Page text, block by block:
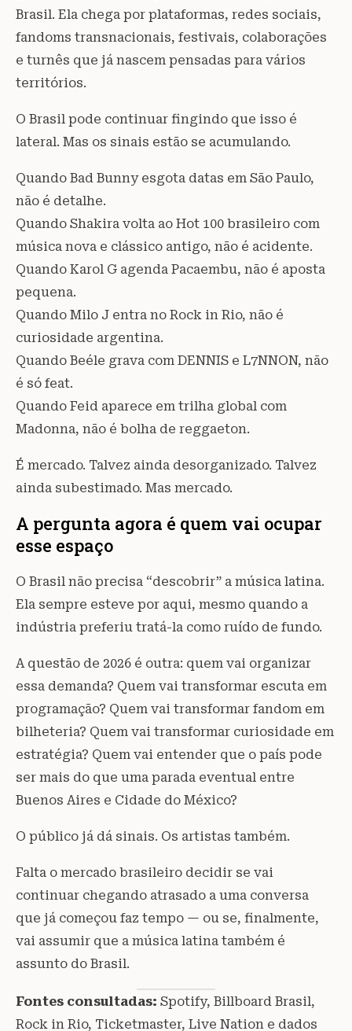
Brasil. Ela chega por plataformas, redes sociais,
fandoms transnacionais, festivais, colaborações
e turnês que já nascem pensadas para vários
territórios.
O Brasil pode continuar fingindo que isso é
lateral. Mas os sinais estão se acumulando.
Quando Bad Bunny esgota datas em São Paulo,
não é detalhe.
Quando Shakira volta ao Hot 100 brasileiro com
música nova e clássico antigo, não é acidente.
Quando Karol G agenda Pacaembu, não é aposta
pequena.
Quando Milo J entra no Rock in Rio, não é
curiosidade argentina.
Quando Beéle grava com DENNIS e L7NNON, não
é só feat.
Quando Feid aparece em trilha global com
Madonna, não é bolha de reggaeton.
É mercado. Talvez ainda desorganizado. Talvez
ainda subestimado. Mas mercado.
A pergunta agora é quem vai ocupar
esse espaço
O Brasil não precisa “descobrir” a música latina.
Ela sempre esteve por aqui, mesmo quando a
indústria preferiu tratá-la como ruído de fundo.
A questão de 2026 é outra: quem vai organizar
essa demanda? Quem vai transformar escuta em
programação? Quem vai transformar fandom em
bilheteria? Quem vai transformar curiosidade em
estratégia? Quem vai entender que o país pode
ser mais do que uma parada eventual entre
Buenos Aires e Cidade do México?
O público já dá sinais. Os artistas também.
Falta o mercado brasileiro decidir se vai
continuar chegando atrasado a uma conversa
que já começou faz tempo — ou se, finalmente,
vai assumir que a música latina também é
assunto do Brasil.
Fontes consultadas: Spotify, Billboard Brasil,
Rock in Rio, Ticketmaster, Live Nation e dados